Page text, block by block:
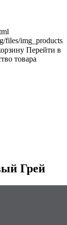
files/img_products
Перейти в
товара
Грей